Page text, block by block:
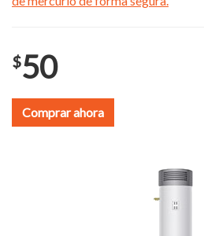
$50
Comprar ahora